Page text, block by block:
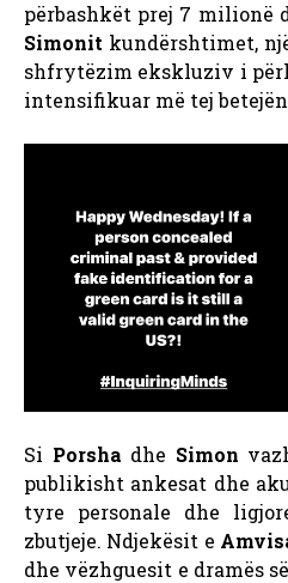
përbashkët prej 7 milionë
Simonit kundërshtimet,
shfrytëzim ekskluziv i
intensifikuar më tej
Si Porsha dhe Simon
publikisht ankesat dhe
tyre personale dhe
zbutjeje. Ndjekësit e
dhe vëzhguesit e dramës